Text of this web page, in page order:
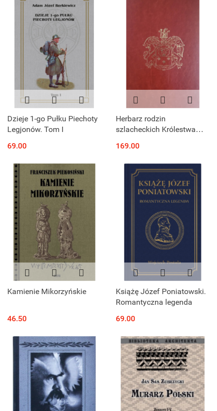
Dzieje 1-go Pułku Piechoty
Legjonów. Tom I
69.00
Herbarz rodzin
szlacheckich Królestwa
zatwierdzony z 1853 r.
169.00
Kamienie Mikorzyńskie
46.50
Książę Józef Poniatowski.
Romantyczna legenda
69.00